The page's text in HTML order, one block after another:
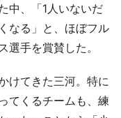
中、「1人いないだ
なる」と、ほぼフル
選手を賞賛した。
けてきた三河。特に
てくるチームも、練